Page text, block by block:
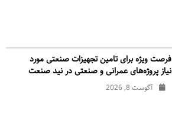
فرصت ویژه برای تامین تجهیزات صنعتی مورد
نیاز پروژه‌های عمرانی و صنعتی در نید صنعت
آگوست 8, 2026